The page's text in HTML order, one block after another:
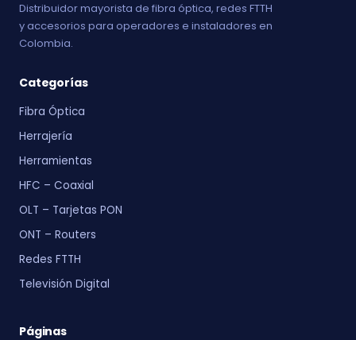
Distribuidor mayorista de fibra óptica, redes FTTH
y accesorios para operadores e instaladores en
Colombia.
Categorías
Fibra Óptica
Herrajería
Herramientas
HFC – Coaxial
OLT – Tarjetas PON
ONT – Routers
Redes FTTH
Televisión Digital
Páginas